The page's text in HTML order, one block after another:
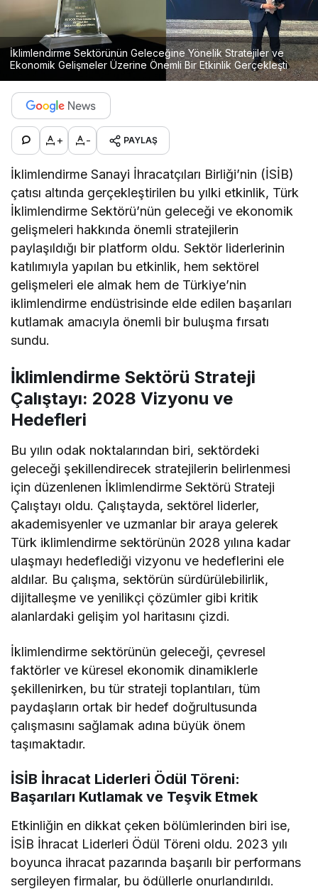
İklimlendirme Sektörünün Geleceğine Yönelik Stratejiler ve
Ekonomik Gelişmeler Üzerine Önemli Bir Etkinlik Gerçekleşti
+ - PAYLAŞ
İklimlendirme Sanayi İhracatçıları Birliği’nin (İSİB)
çatısı altında gerçekleştirilen bu yılki etkinlik, Türk
İklimlendirme Sektörü’nün geleceği ve ekonomik
gelişmeleri hakkında önemli stratejilerin
paylaşıldığı bir platform oldu. Sektör liderlerinin
katılımıyla yapılan bu etkinlik, hem sektörel
gelişmeleri ele almak hem de Türkiye’nin
iklimlendirme endüstrisinde elde edilen başarıları
kutlamak amacıyla önemli bir buluşma fırsatı
sundu.
İklimlendirme Sektörü Strateji
Çalıştayı: 2028 Vizyonu ve
Hedefleri
Bu yılın odak noktalarından biri, sektördeki
geleceği şekillendirecek stratejilerin belirlenmesi
için düzenlenen İklimlendirme Sektörü Strateji
Çalıştayı oldu. Çalıştayda, sektörel liderler,
akademisyenler ve uzmanlar bir araya gelerek
Türk iklimlendirme sektörünün 2028 yılına kadar
ulaşmayı hedeflediği vizyonu ve hedeflerini ele
aldılar. Bu çalışma, sektörün sürdürülebilirlik,
dijitalleşme ve yenilikçi çözümler gibi kritik
alanlardaki gelişim yol haritasını çizdi.
İklimlendirme sektörünün geleceği, çevresel
faktörler ve küresel ekonomik dinamiklerle
şekillenirken, bu tür strateji toplantıları, tüm
paydaşların ortak bir hedef doğrultusunda
çalışmasını sağlamak adına büyük önem
taşımaktadır.
İSİB İhracat Liderleri Ödül Töreni:
Başarıları Kutlamak ve Teşvik Etmek
Etkinliğin en dikkat çeken bölümlerinden biri ise,
İSİB İhracat Liderleri Ödül Töreni oldu. 2023 yılı
boyunca ihracat pazarında başarılı bir performans
sergileyen firmalar, bu ödüllerle onurlandırıldı.